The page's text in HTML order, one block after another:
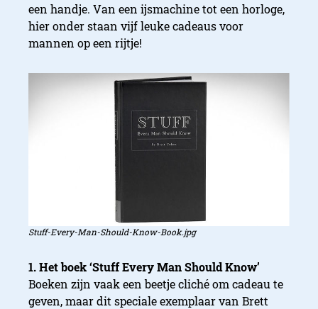
een handje. Van een ijsmachine tot een horloge,
hier onder staan vijf leuke cadeaus voor
mannen op een rijtje!
Stuff-Every-Man-Should-Know-Book.jpg
1. Het boek ‘Stuff Every Man Should Know’
Boeken zijn vaak een beetje cliché om cadeau te
geven, maar dit speciale exemplaar van Brett